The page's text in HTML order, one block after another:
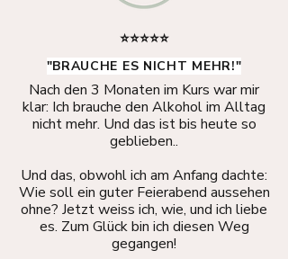
⭐⭐⭐⭐⭐
"BRAUCHE ES NICHT MEHR!"
Nach den 3 Monaten im Kurs war mir
klar: Ich brauche den Alkohol im Alltag
nicht mehr. Und das ist bis heute so
geblieben..
Und das, obwohl ich am Anfang dachte:
Wie soll ein guter Feierabend aussehen
ohne? Jetzt weiss ich, wie, und ich liebe
es. Zum Glück bin ich diesen Weg
gegangen!